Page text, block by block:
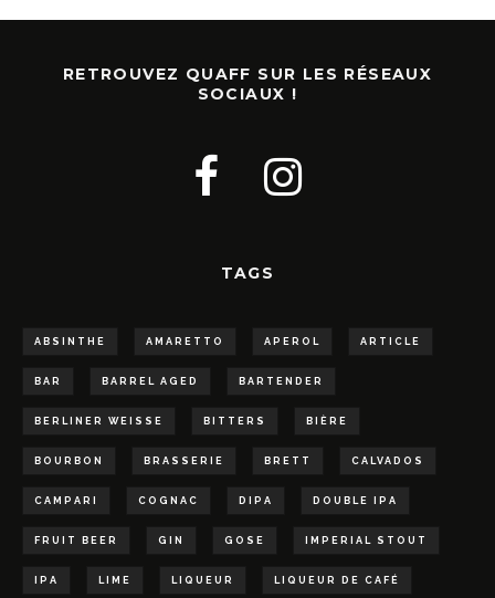
RETROUVEZ QUAFF SUR LES RÉSEAUX
SOCIAUX !
TAGS
ABSINTHE AMARETTO APEROL ARTICLE
BAR BARREL AGED BARTENDER
BERLINER WEISSE BITTERS BIÈRE
BOURBON BRASSERIE BRETT CALVADOS
CAMPARI COGNAC DIPA DOUBLE IPA
FRUIT BEER GIN GOSE IMPERIAL STOUT
IPA LIME LIQUEUR LIQUEUR DE CAFÉ